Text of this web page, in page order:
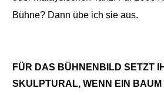
Bühne? Dann übe ich sie aus.
FÜR DAS BÜHNENBILD SETZT
SKULPTURAL, WENN EIN